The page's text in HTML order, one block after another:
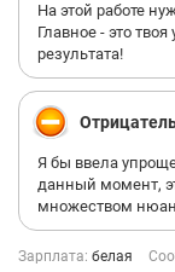
На этой работе
Главное - это
результата!
Я бы ввела
данный момент,
множеством
Зарплата: белая